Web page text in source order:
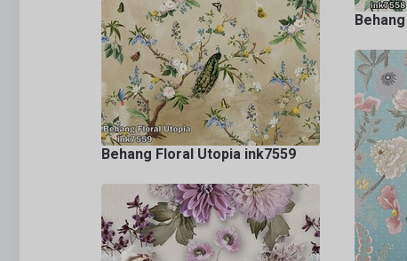
Behang Floral Utopia ink7559